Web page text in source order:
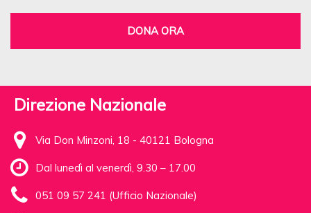
DONA ORA
Direzione Nazionale
Via Don Minzoni, 18 - 40121 Bologna
Dal lunedì al venerdì, 9.30 – 17.00
051 09 57 241 (Ufficio Nazionale)